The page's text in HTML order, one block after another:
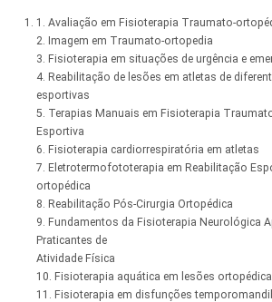
1. Avaliação em Fisioterapia Traumato-
2. Imagem em Traumato-ortopedia
3. Fisioterapia em situações de urgência e
4. Reabilitação de lesões em atletas de
esportivas
5. Terapias Manuais em Fisioterapia
Esportiva
6. Fisioterapia cardiorrespiratória em atletas
7. Eletrotermofototerapia em Reabilitação
ortopédica
8. Reabilitação Pós-Cirurgia Ortopédica
9. Fundamentos da Fisioterapia Neurológica
Praticantes de
Atividade Física
10. Fisioterapia aquática em lesões
11. Fisioterapia em disfunções